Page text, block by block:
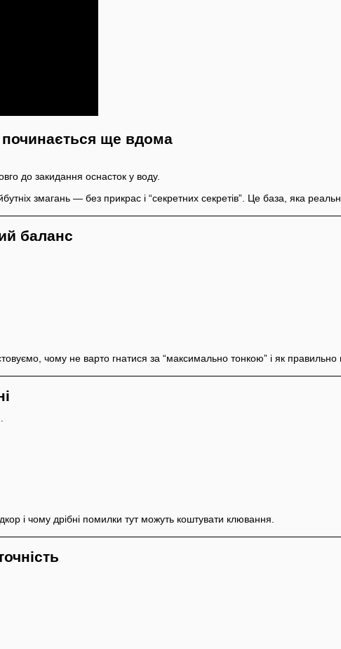
починається ще вдома
до закидання оснасток у воду.
змагань — без прикрас і “секретних секретів”. Це база, яка реально
баланс
чому не варто гнатися за “максимально тонкою” і як правильно
і чому дрібні помилки тут можуть коштувати клювання.